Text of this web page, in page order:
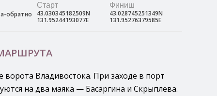
обратно
Старт
43.030345182509N
131.95244193077E
Финиш
43.028745251349N
131.95276379585E
Владивостока. При заходе в порт
на два маяка — Басаргина и Скрыплева.